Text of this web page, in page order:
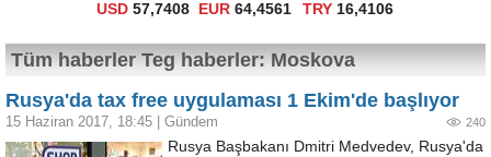
USD 57,7408 EUR 64,4561 TRY16,4106
Tüm haberler Teg haberler: Moskova
Rusya'da tax free uygulaması 1 Ekim'de başlıyor
15 Haziran 2017, 18:45 Gündem 240
Rusya Başbakanı Dmitri Medvedev, Rusya'da